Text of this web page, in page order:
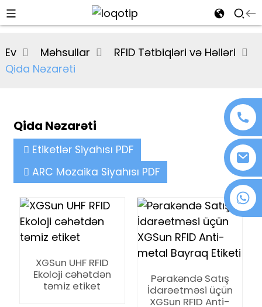
+86 18076372139
Ev Məhsullar
RFID Tətbiqləri və Həlləri
Qida Nəzarəti
Qida Nəzarəti
Etiketlər Siyahısı PDF
ARC Mozaika Siyahısı PDF
XGSun UHF RFID
Ekoloji cəhətdən
təmiz etiket
Pərakəndə Satış
İdarəetməsi üçün
XGSun RFID Anti-